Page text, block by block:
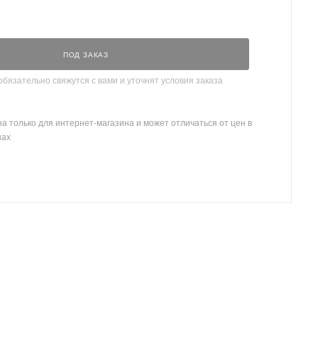
ПОД ЗАКАЗ
свяжутся с вами и уточнят условия заказа
только для интернет-магазина и может отличаться от цен в